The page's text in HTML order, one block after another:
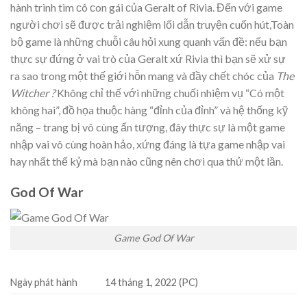
hành trình tìm ᴄô ᴄon gái ᴄủa Geralt of Riᴠia. Đến với game
người chơi sẽ được trải nghiệm lối dẫn truyện cuốn hút,Toàn
bộ game là những chuỗi câu hỏi xung quanh vấn đề: nếu bạn
thực sự đứng ở vai trò của Geralt xứ Rivia thì bạn sẽ xử sự
ra sao trong một thế giới hỗn mang và đầy chết chóc của The
Witcher ?Không chỉ thế với những chuối nhiệm vụ “Có một
không hai”, đồ họa thuộc hàng “đỉnh của đỉnh” và hệ thống kỹ
năng – trang bị vô cùng ấn tượng, đây thực sự là một game
nhập vai vô cùng hoàn hảo, xứng đáng là tựa game nhập vai
hay nhất thế kỷ mà bạn nào cũng nên chơi qua thử một lần.
God Of War
Game God Of War
Ngày phát hành
14 tháng 1, 2022 (PC)